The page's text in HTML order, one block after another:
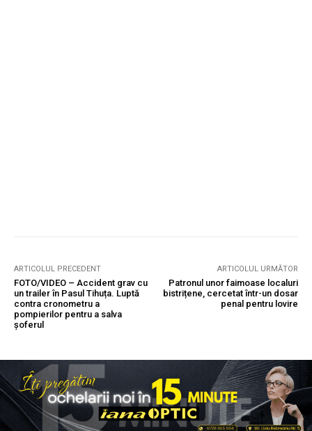
ARTICOLUL PRECEDENT
FOTO/VIDEO – Accident grav cu
un trailer în Pasul Tihuța. Luptă
contra cronometru a
pompierilor pentru a salva
șoferul
ARTICOLUL URMĂTOR
Patronul unor faimoase localuri
bistrițene, cercetat într-un dosar
penal pentru lovire